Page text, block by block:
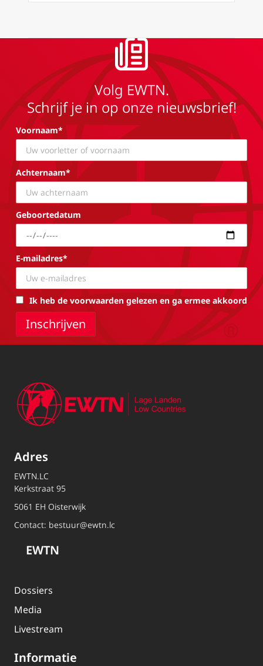
Volg EWTN.
Schrijf je in op onze nieuwsbrief!
Voornaam*
Achternaam*
Geboortedatum
E-mailadres*
Ik heb de voorwaarden gelezen en ga ermee akkoord
Adres
EWTN.LC
Kerkstraat 95
5061 EH Oisterwijk
Contact: bestuur@ewtn.lc
EWTN
Dossiers
Media
Livestream
Informatie